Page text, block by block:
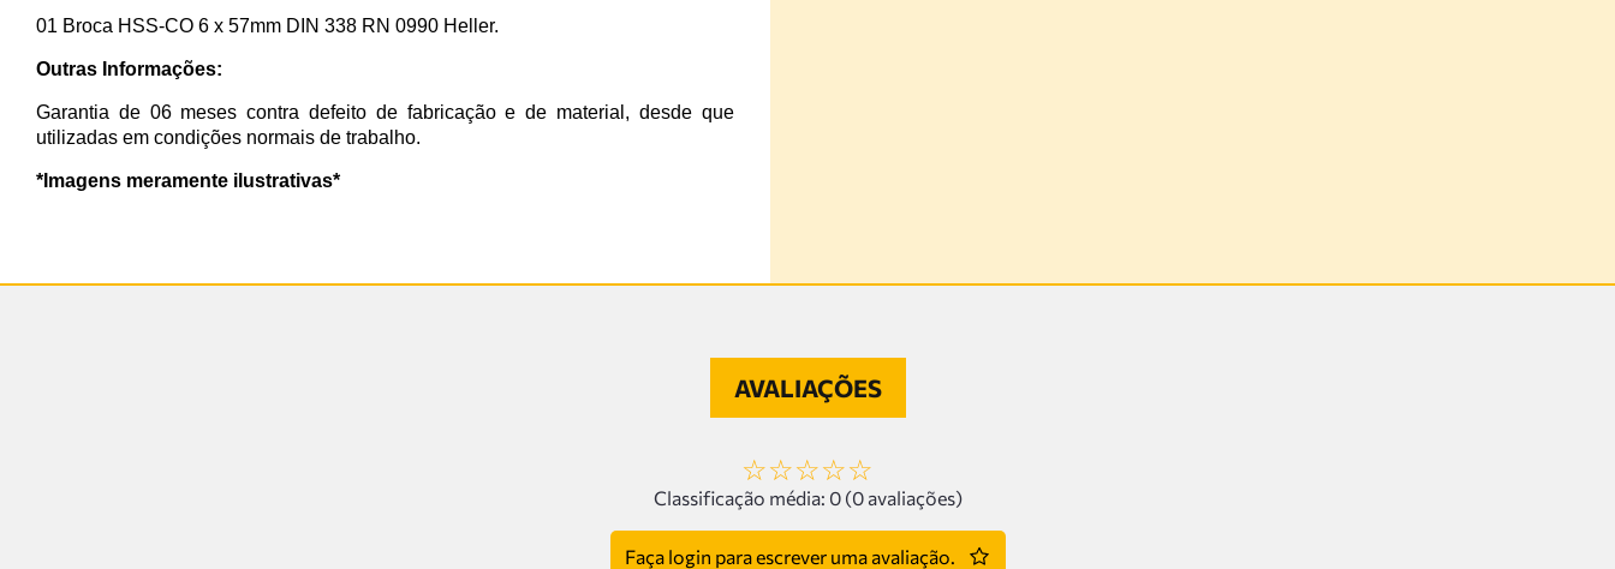
01 Broca HSS-CO 6 x 57mm DIN 338 RN 0990 Heller.
Outras Informações:
Garantia de 06 meses contra defeito de fabricação e de material, desde que
utilizadas em condições normais de trabalho.
*Imagens meramente ilustrativas*
AVALIAÇÕES
☆☆☆☆☆
Classificação média: 0 (0 avaliações)
Faça login para escrever uma avaliação.